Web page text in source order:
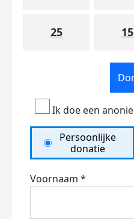
25 15
Ik doe een
Persoonlijke
donatie
Voornaam *